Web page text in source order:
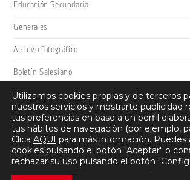
Educación Secundaria
Generales
Archivo fotográfico
Boletín Salesiano
Salesianos Domingo Savio · Camino San
Utilizamos cookies propias y de terceros
nuestros servicios y mostrarte publicidad
tus preferencias en base a un perfil
tus hábitos de navegación (por ejemplo,
Clica AQUI para más información. Puedes
cookies pulsando el botón "Aceptar" o
rechazar su uso pulsando el botón